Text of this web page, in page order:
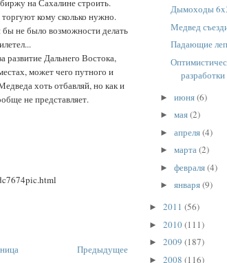
на Сахалине строить.
кому сколько нужно.
бы не было возможности делать
развитие Дальнего Востока,
может чего путного и
хоть отбавляй, но как и
не представляет.
Предыдущее
Дымоходы
Медвед
Падающие
разработки
► июня(6)
► мая(2)
► апреля(4)
► марта(2)
► февраля(4)
► января(9)
► 2011 (56)
► 2010(111)
► 2009 (187)
► 2008 (116)